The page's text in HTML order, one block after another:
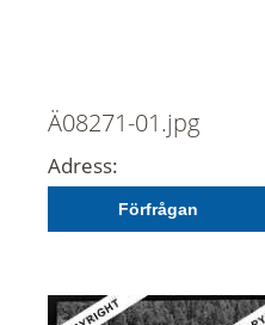
Ä08271-01.jpg
Adress:
Förfrågan